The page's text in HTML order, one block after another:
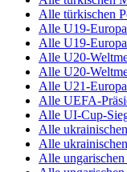
Alle türkischen
Alle U19-
Alle U19-
Alle U20-
Alle U20-
Alle U21-
Alle UEFA-
Alle UI-Cup-
Alle
Alle
Alle